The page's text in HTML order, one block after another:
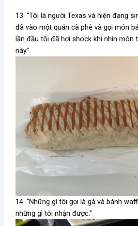
13. “Tôi là người Texas và hiện đang
đã vào một quán cà phê và gọi món
lần đầu tôi đã hơi shock khi nhìn món
này.”
14. “Những gì tôi gọi là gà và bánh
những gì tôi nhận được.”